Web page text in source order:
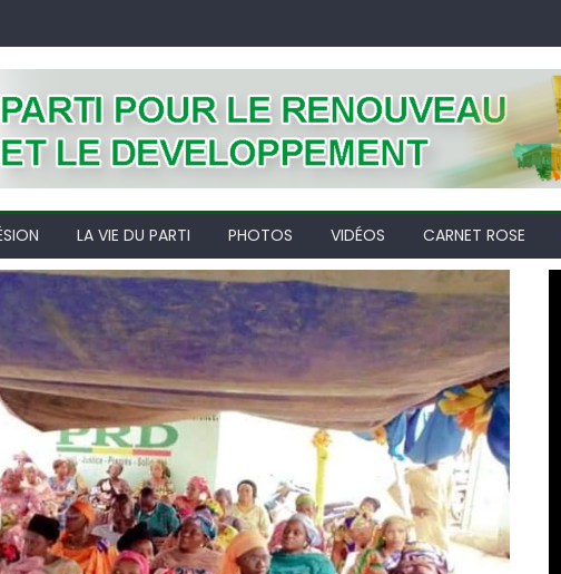
LA VIE DU PARTI PHOTOS VIDÉOS CARNET ROSE